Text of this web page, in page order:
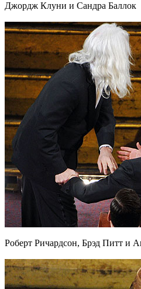
Джордж Клуни и Сандра Баллок
Роберт Ричардсон, Брэд Питт и